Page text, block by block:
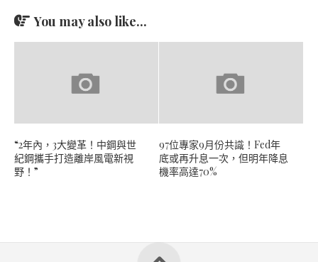
You may also like...
“2年內，3大變革！中鋼與世
紀鋼攜手打造離岸風電新視
野！”
97位專家9月份共識！Fed年
底或再升息一次，但明年降息
機率高達70%